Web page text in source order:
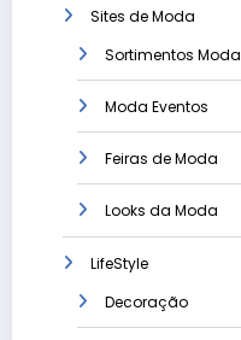
Sites de Moda
Sortimentos Moda
Moda Eventos
Feiras de Moda
Looks da Moda
LifeStyle
Decoração